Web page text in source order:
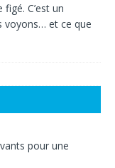
C’est un
voyons… et ce que
pour une